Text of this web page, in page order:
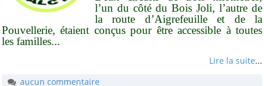
l’un du côté du Bois Joli, l’autre de
la route d’Aigrefeuille et de la
Pouvellerie, étaient conçus pour être accessible à toutes
les familles...
Lire la suite...
aucun commentaire